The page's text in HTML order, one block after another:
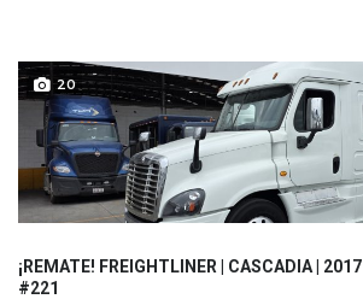
20
¡REMATE! FREIGHTLINER | CASCADIA | 2017 |
#221